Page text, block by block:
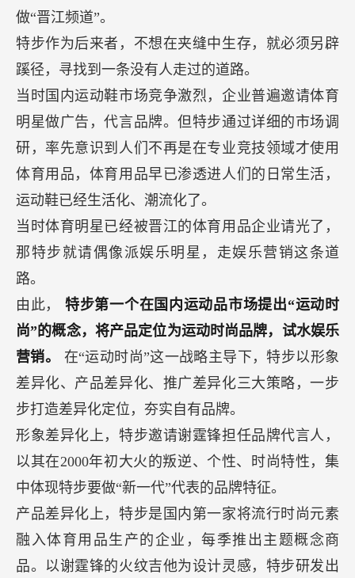
做“晋江频道”。
特步作为后来者，不想在夹缝中生存，就必须另辟
蹊径，寻找到一条没有人走过的道路。
当时国内运动鞋市场竞争激烈，企业普遍邀请体育
明星做广告，代言品牌。但特步通过详细的市场调
研，率先意识到人们不再是在专业竞技领域才使用
体育用品，体育用品早已渗透进人们的日常生活，
运动鞋已经生活化、潮流化了。
当时体育明星已经被晋江的体育用品企业请光了，
那特步就请偶像派娱乐明星，走娱乐营销这条道
路。
由此， 特步第一个在国内运动品市场提出“运动时
尚”的概念，将产品定位为运动时尚品牌，试水娱乐
营销。 在“运动时尚”这一战略主导下，特步以形象
差异化、产品差异化、推广差异化三大策略，一步
步打造差异化定位，夯实自有品牌。
形象差异化上，特步邀请谢霆锋担任品牌代言人，
以其在2000年初大火的叛逆、个性、时尚特性，集
中体现特步要做“新一代”代表的品牌特征。
产品差异化上，特步是国内第一家将流行时尚元素
融入体育用品生产的企业，每季推出主题概念商
品。以谢霆锋的火纹吉他为设计灵感，特步研发出